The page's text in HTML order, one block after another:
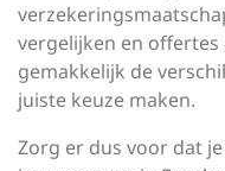
vergelijken en offertes
gemakkelijk de
juiste keuze maken.
Zorg er dus voor dat